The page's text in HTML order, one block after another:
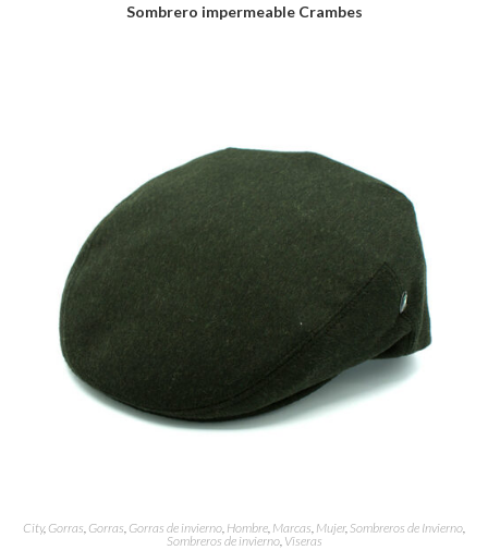
Sombrero impermeable Crambes
City, Gorras Gorras Gorras de invierno Hombre Marcas Mujer, Sombreros de Invierno
Sombreros de invierno, Viseras